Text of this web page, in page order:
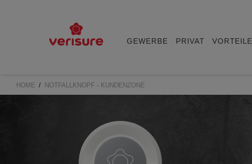
GEWERBE
PRIVAT VORTEILE
BREADCRUMB
HOME NOTFALLKNOPF - KUNDENZONE